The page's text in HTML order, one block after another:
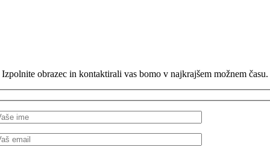
Izpolnite obrazec in kontaktirali vas bomo v najkrajšem možnem času.